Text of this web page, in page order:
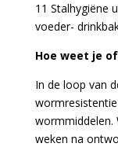
11 Stalhygiëne
voeder-
Hoe weet je
In de loop van
weken na